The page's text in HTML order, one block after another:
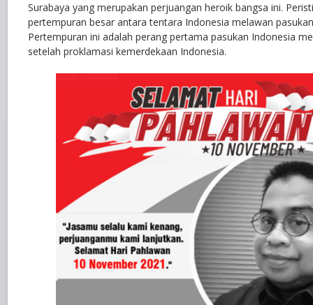
Surabaya yang merupakan perjuangan heroik bangsa ini.
pertempuran besar antara tentara Indonesia melawan
Pertempuran ini adalah perang pertama pasukan Indonesia
setelah proklamasi kemerdekaan Indonesia.